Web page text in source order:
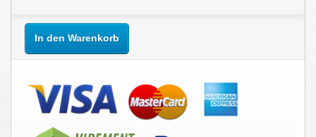
In den Warenkorb